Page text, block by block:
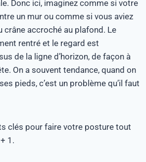
Donc ici, imaginez comme si votre
un mur ou comme si vous aviez
crâne accroché au plafond. Le
rentré et le regard est
de la ligne d’horizon, de façon à
On a souvent tendance, quand on
pieds, c’est un problème qu’il faut
clés pour faire votre posture tout
1.